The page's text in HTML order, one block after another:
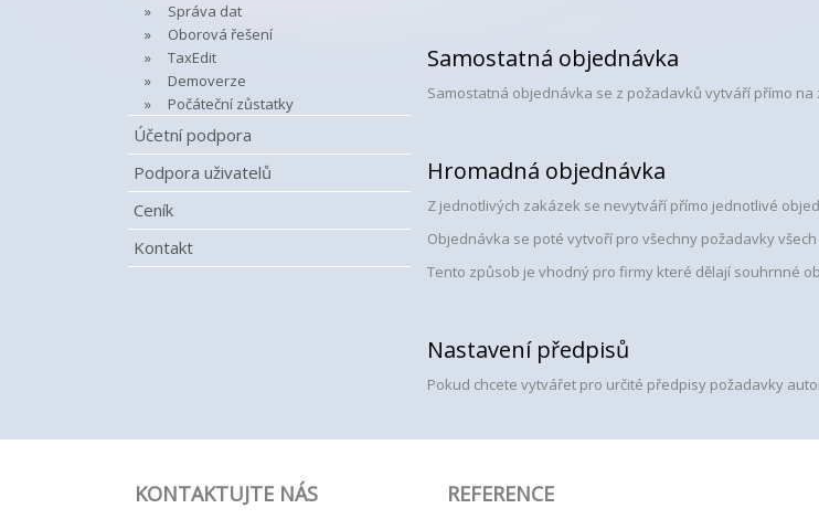
Správa dat
Oborová řešení
TaxEdit
Demoverze
Počáteční zůstatky
Účetní podpora
Podpora uživatelů
Ceník
Kontakt
Samostatná objednávka
Samostatná objednávka se z požadavků vytváří přímo na
Hromadná objednávka
Z jednotlivých zakázek se nevytváří přímo jednotlivé
Objednávka se poté vytvoří pro všechny požadavky
Tento způsob je vhodný pro firmy které dělají souhrnné
Nastavení předpisů
Pokud chcete vytvářet pro určité předpisy požadavky
KONTAKTUJTE NÁS REFERENCE